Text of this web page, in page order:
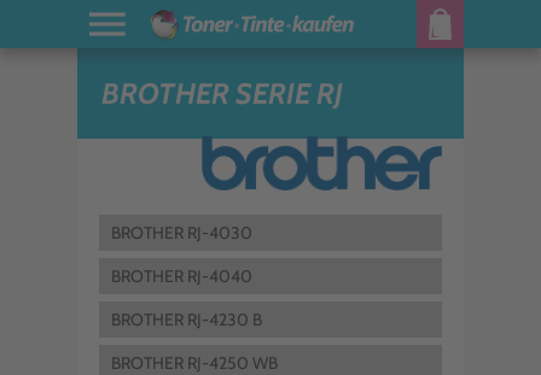
BROTHER SERIE RJ
BROTHER RJ-4030
BROTHER RJ-4040
BROTHER RJ-4230 B
BROTHER RJ-4250 WB